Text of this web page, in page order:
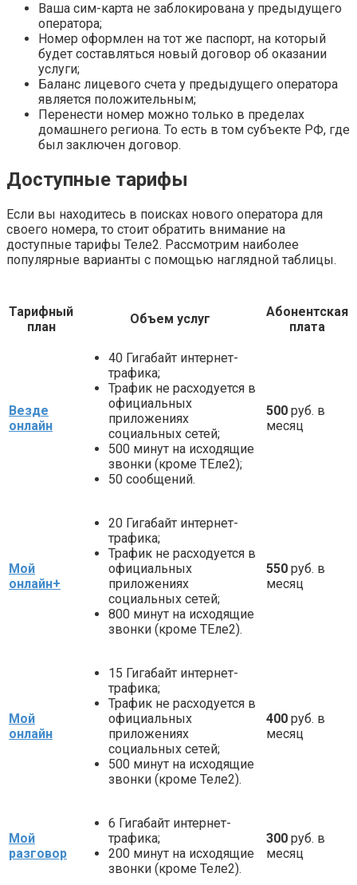
Ваша сим-карта не заблокирована у предыдущего
оператора;
Номер оформлен на тот же паспорт, на который
будет составляться новый договор об оказании
услуги;
Баланс лицевого счета у предыдущего оператора
является положительным;
Перенести номер можно только в пределах
домашнего региона. То есть в том субъекте РФ, где
был заключен договор.
Доступные тарифы
Если вы находитесь в поисках нового оператора для
своего номера, то стоит обратить внимание на
доступные тарифы Теле2. Рассмотрим наиболее
популярные варианты с помощью наглядной таблицы.
Тарифный
план
Объем услуг
Абонентская
плата
Везде
онлайн
40 Гигабайт интернет-
трафика;
Трафик не расходуется в
официальных
приложениях
социальных сетей;
500 минут на исходящие
звонки (кроме ТЕле2);
50 сообщений.
500 руб. в
месяц
Мой
онлайн+
20 Гигабайт интернет-
трафика;
Трафик не расходуется в
официальных
приложениях
социальных сетей;
800 минут на исходящие
звонки (кроме ТЕле2).
550 руб. в
месяц
Мой
онлайн
15 Гигабайт интернет-
трафика;
Трафик не расходуется в
официальных
приложениях
социальных сетей;
500 минут на исходящие
звонки (кроме Теле2).
400 руб. в
месяц
Мой
разговор
6 Гигабайт интернет-
трафика;
200 минут на исходящие
звонки (кроме Теле2).
300 руб. в
месяц